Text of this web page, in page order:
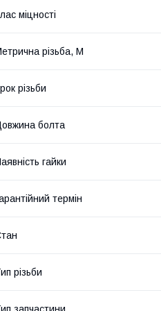
міцності
різьба, М
різьби
болта
гайки
термін
різьби
запчастини